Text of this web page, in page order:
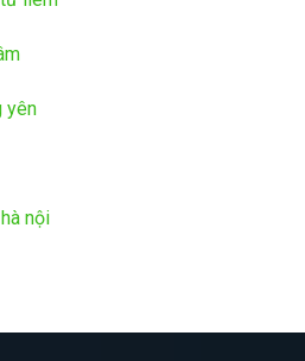
yên
nội